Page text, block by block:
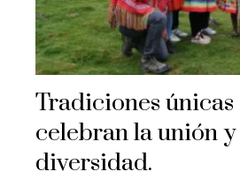
Tradiciones únicas
celebran la unión
diversidad.